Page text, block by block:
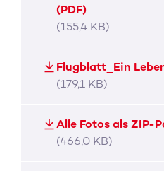
(PDF)
(155,4 KB)
Flugblatt_Ein
(179,1 KB)
Alle Fotos als ZIP-
(466,0 KB)